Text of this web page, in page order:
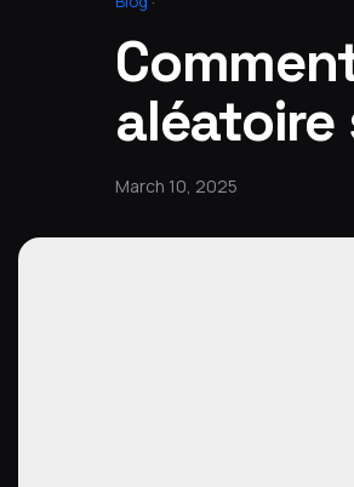
March 10, 2025